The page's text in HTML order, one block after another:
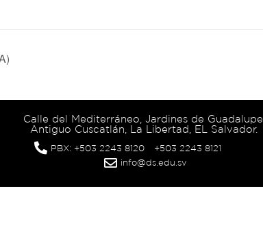
Calle del Mediterráneo, Jardines de Guadalupe,
Antiguo Cuscatlán, La Libertad, EL Salvador.
PBX: +503 2243 8120
+503 2243 8121
info@ds.edu.sv